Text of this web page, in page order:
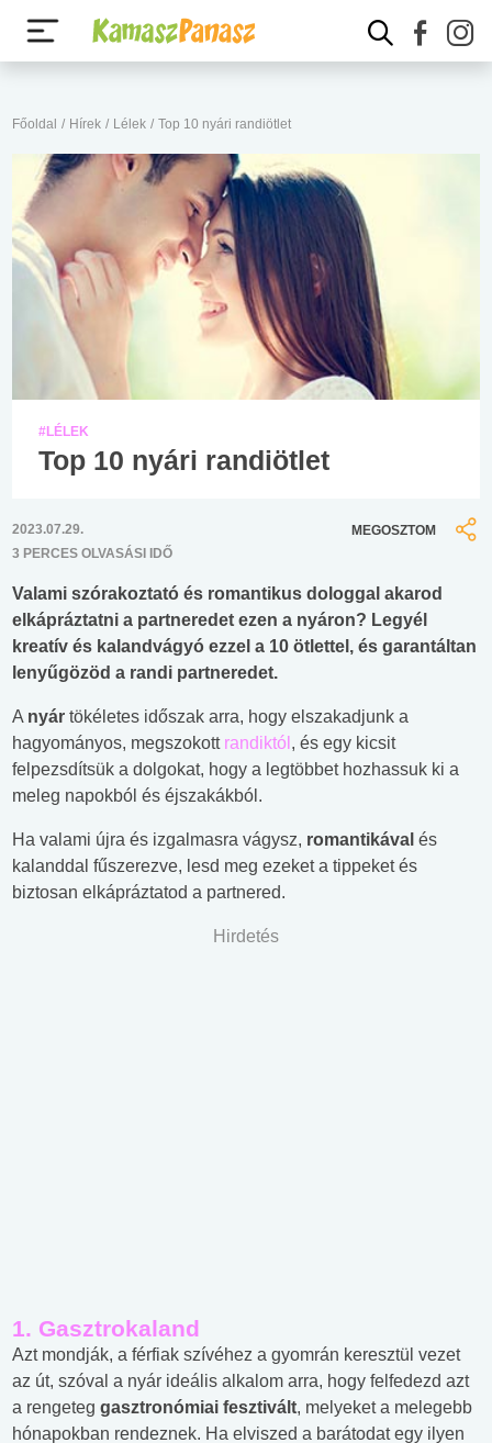
Főoldal / Hírek / Lélek / Top 10 nyári randiötlet
#LÉLEK
Top 10 nyári randiötlet
2023.07.29.
3 PERCES OLVASÁSI IDŐ
MEGOSZTOM
Valami szórakoztató és romantikus dologgal akarod
elkápráztatni a partneredet ezen a nyáron? Legyél
kreatív és kalandvágyó ezzel a 10 ötlettel, és garantáltan
lenyűgözöd a randi partneredet.
A nyár tökéletes időszak arra, hogy elszakadjunk a
hagyományos, megszokott randiktól , és egy kicsit
felpezsdítsük a dolgokat, hogy a legtöbbet hozhassuk ki a
meleg napokból és éjszakákból.
Ha valami újra és izgalmasra vágysz, romantikával és
kalanddal fűszerezve, lesd meg ezeket a tippeket és
biztosan elkápráztatod a partnered.
Hirdetés
1. Gasztrokaland
Azt mondják, a férfiak szívéhez a gyomrán keresztül vezet
az út, szóval a nyár ideális alkalom arra, hogy felfedezd azt
a rengeteg gasztronómiai fesztivált, melyeket a melegebb
hónapokban rendeznek. Ha elviszed a barátodat egy ilyen